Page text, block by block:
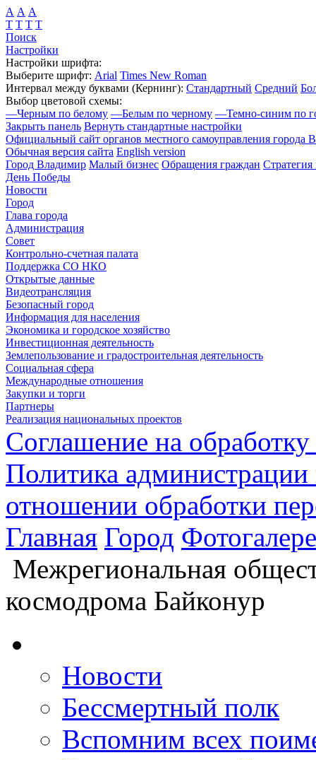
А А А
Т Т Т Т
Поиск
Настройки
Настройки шрифта:
Выберите шрифт: Arial Times New Roman
Интервал между буквами (Кернинг): Стандартный Средний
Выбор цветовой схемы:
—Черным по белому —Белым по черному —Темно-синим по
Закрыть панель Вернуть стандартные настройки
Официальный сайт органов местного самоуправления города
Обычная версия сайта English version
Город Владимир Малый бизнес Обращения граждан Стратегия
День Победы
Новости
Город
Глава города
Администрация
Совет
Контрольно-счетная палата
Поддержка СО НКО
Открытые данные
Видеотрансляция
Безопасный город
Информация для населения
Экономика и городское хозяйство
Инвестиционная деятельность
Землепользование и градостроительная деятельность
Социальная сфера
Международные отношения
Закупки и торги
Партнеры
Реализация национальных проектов
Соглашение на
Политика
отношении обработки
Главная Город
Межрегиональная
космодрома Байконур
Новости
Бессмертный полк
Вспомним всех